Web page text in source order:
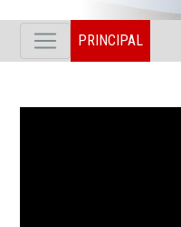
PRINCIPAL